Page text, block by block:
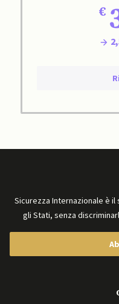
Sicurezza Internazionale è
gli Stati, senza